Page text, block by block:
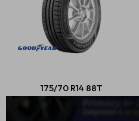
175/70 R14 88T
Goodyear Assurance
Baterías
Repuestos
Servicios